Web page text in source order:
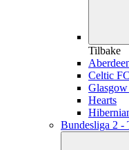
Tilbake
Celtic FC
Hearts
Bundesliga 2 -